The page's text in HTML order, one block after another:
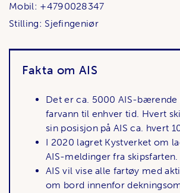
Mobil: +4790028347
Stilling: Sjefingeniør
Fakta om AIS
Det er ca. 5000 AIS-bærende
farvann til enhver tid. Hvert
sin posisjon på AIS ca. hvert
I 2020 lagret Kystverket om
AIS-meldinger fra skipsfarten.
AIS vil vise alle fartøy med
om bord innenfor